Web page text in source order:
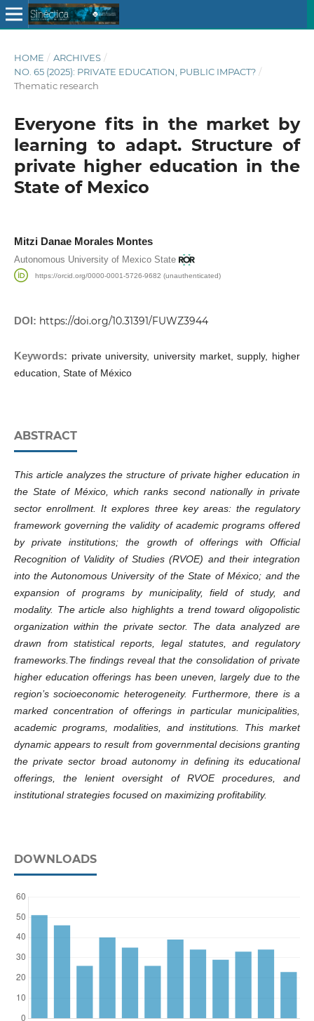
HOME / ARCHIVES /
NO. 65 (2025): PRIVATE EDUCATION, PUBLIC IMPACT? /
Thematic research
Everyone fits in the market by
learning to adapt. Structure of
private higher education in the
State of Mexico
Mitzi Danae Morales Montes
Autonomous University of Mexico State
https://orcid.org/0000-0001-5726-9682 (unauthenticated)
DOI: https://doi.org/10.31391/FUWZ3944
Keywords: private university, university market, supply, higher
education, State of México
ABSTRACT
This article analyzes the structure of private higher education in
the State of México, which ranks second nationally in private
sector enrollment. It explores three key areas: the regulatory
framework governing the validity of academic programs offered
by private institutions; the growth of offerings with Official
Recognition of Validity of Studies (RVOE) and their integration
into the Autonomous University of the State of México; and the
expansion of programs by municipality, field of study, and
modality. The article also highlights a trend toward oligopolistic
organization within the private sector. The data analyzed are
drawn from statistical reports, legal statutes, and regulatory
frameworks.The findings reveal that the consolidation of private
higher education offerings has been uneven, largely due to the
region’s socioeconomic heterogeneity. Furthermore, there is a
marked concentration of offerings in particular municipalities,
academic programs, modalities, and institutions. This market
dynamic appears to result from governmental decisions granting
the private sector broad autonomy in defining its educational
offerings, the lenient oversight of RVOE procedures, and
institutional strategies focused on maximizing profitability.
DOWNLOADS